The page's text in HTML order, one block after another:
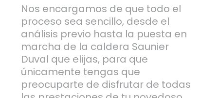
Nos encargamos de que todo el
proceso sea sencillo, desde el
análisis previo hasta la puesta en
marcha de la caldera Saunier
Duval que elijas, para que
únicamente tengas que
preocuparte de disfrutar de todas